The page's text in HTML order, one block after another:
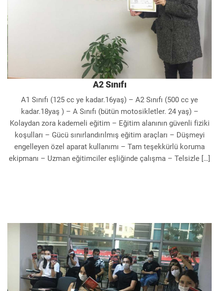
A2 Sınıfı
A1 Sınıfı (125 cc ye kadar.16yaş) – A2 Sınıfı (500 cc ye
kadar.18yaş ) – A Sınıfı (bütün motosikletler. 24 yaş) –
Kolaydan zora kademeli eğitim – Eğitim alanının güvenli fiziki
koşulları – Gücü sınırlandırılmış eğitim araçları – Düşmeyi
engelleyen özel aparat kullanımı – Tam teşekkürlü koruma
ekipmanı – Uzman eğitimciler eşliğinde çalışma – Telsizle […]